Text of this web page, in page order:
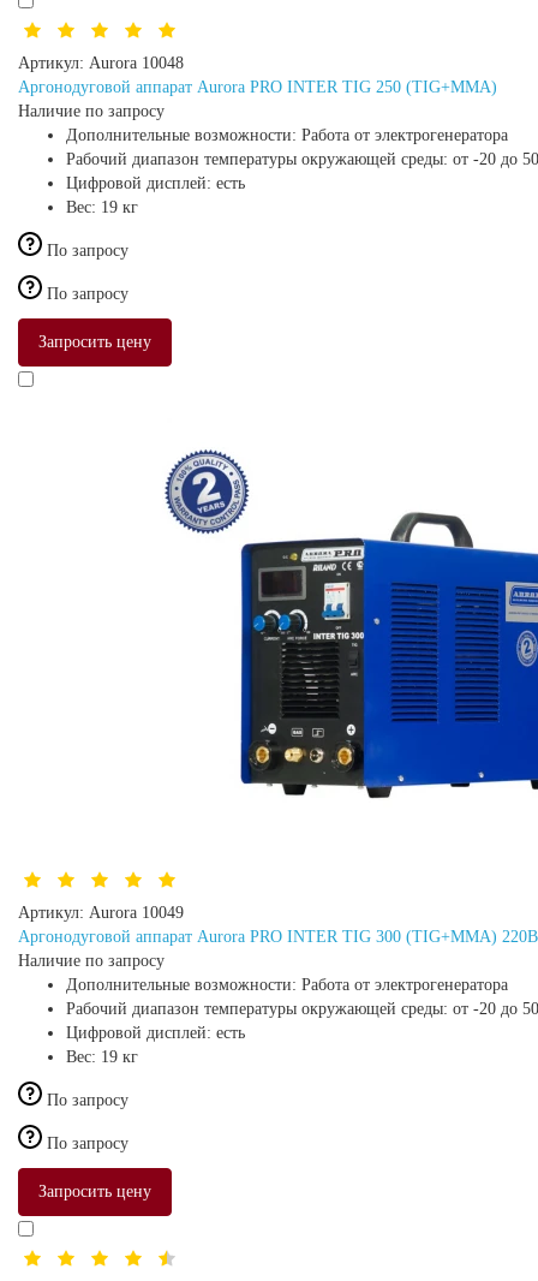
Артикул: Aurora 10048
Аргонодуговой аппарат Aurora PRO INTER TIG 250 (TIG+MMA)
Наличие по запросу
Дополнительные возможности: Работа от электрогенератора
Рабочий диапазон температуры окружающей среды: от -20 до
Цифровой дисплей: есть
Вес: 19 кг
По запросу
По запросу
Запросить цену
Артикул: Aurora 10049
Аргонодуговой аппарат Aurora PRO INTER TIG 300 (TIG+MMA) 220В
Наличие по запросу
Дополнительные возможности: Работа от электрогенератора
Рабочий диапазон температуры окружающей среды: от -20 до
Цифровой дисплей: есть
Вес: 19 кг
По запросу
По запросу
Запросить цену